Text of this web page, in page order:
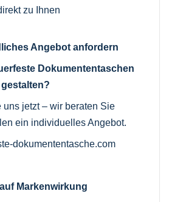
zu Ihnen
Angebot anfordern
Dokumententaschen
uns jetzt – wir beraten Sie
ein individuelles Angebot.
dokumententasche.com
Markenwirkung